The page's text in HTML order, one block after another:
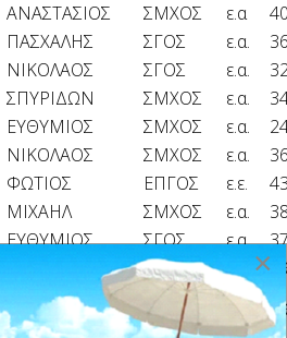
ΑΝΑΣΤΑΣΙΟΣ ΣΜΧΟΣ ε.α
ΠΑΣΧΑΛΗΣ ΣΓΟΣ ε.α.
ΝΙΚΟΛΑΟΣ ΣΓΟΣ ε.α.
ΣΠΥΡΙΔΩΝ ΣΜΧΟΣ ε.α.
ΕΥΘΥΜΙΟΣ ΣΜΧΟΣ ε.α.
ΝΙΚΟΛΑΟΣ ΣΜΧΟΣ ε.α.
ΦΩΤΙΟΣ ΕΠΓΟΣ ε.ε.
ΜΙΧΑΗΛ ΣΜΧΟΣ ε.α.
ΕΥΘΥΜΙΟΣ ΣΓΟΣ ε.α.
ΠΑΝΑΓΙΩΤΗΣ ΣΓΟΣ ε.α.
ΠΑΝΑΓΙΩΤΗΣ
ΑΝΘΣΓΟΣε.α
.
×